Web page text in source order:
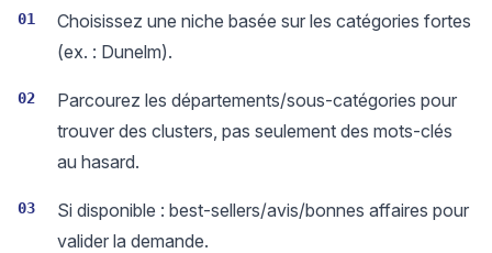
01
Choisissez une niche basée sur les catégories fortes
(ex. : Dunelm).
02
Parcourez les départements/sous-catégories pour
trouver des clusters, pas seulement des mots-clés
au hasard.
03
Si disponible : best-sellers/avis/bonnes affaires pour
valider la demande.